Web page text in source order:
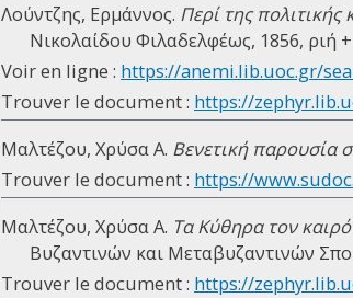
Λούντζης, Ερμάννος. Περί της
Νικολαίδου Φιλαδελφέως, 1856, ριή
Voir en ligne : https://anemi.lib.uoc.gr/
Trouver le document : https://
Μαλτέζου, Χρύσα Α. Βενετική παρουσία
Trouver le document : https://
Μαλτέζου, Χρύσα Α. Τα Κύθηρα τον
Βυζαντινών και Μεταβυζαντινών
Trouver le document : https://